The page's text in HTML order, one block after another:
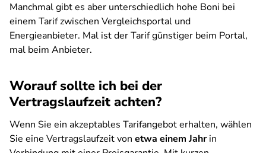
Manchmal gibt es aber unterschiedlich hohe Boni bei
einem Tarif zwischen Vergleichsportal und
Energieanbieter. Mal ist der Tarif günstiger beim Portal,
mal beim Anbieter.
Worauf sollte ich bei der
Vertragslaufzeit achten?
Wenn Sie ein akzeptables Tarifangebot erhalten, wählen
Sie eine Vertragslaufzeit von etwa einem Jahrin